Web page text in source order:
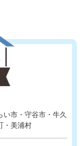
い市・守谷市 ・ 牛久
・美浦村